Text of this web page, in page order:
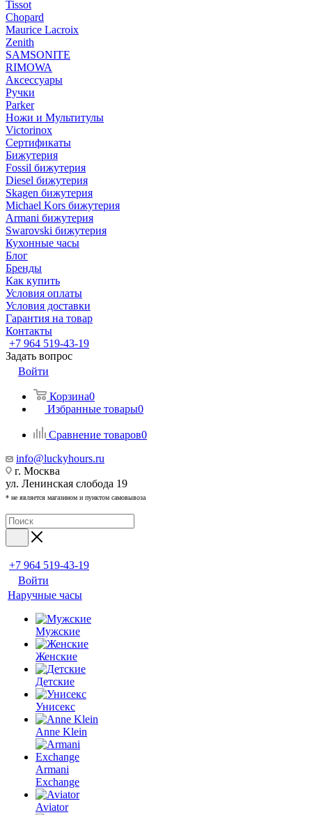
Tissot
Chopard
Maurice Lacroix
Zenith
SAMSONITE
RIMOWA
Аксессуары
Ручки
Parker
Ножи и Мультитулы
Victorinox
Сертификаты
Бижутерия
Fossil бижутерия
Diesel бижутерия
Skagen бижутерия
Michael Kors бижутерия
Armani бижутерия
Swarovski бижутерия
Кухонные часы
Блог
Бренды
Как купить
Условия оплаты
Условия доставки
Гарантия на товар
Контакты
+7 964 519-43-19
Задать вопрос
Войти
Корзина0
Избранные товары0
Сравнение товаров0
info@luckyhours.ru
г. Москва
ул. Ленинская слобода 19
* не является магазином и пунктом самовывоза
+7 964 519-43-19
Войти
Наручные часы
Мужские
Женские
Детские
Унисекс
Anne Klein
Armani
Exchange
Aviator